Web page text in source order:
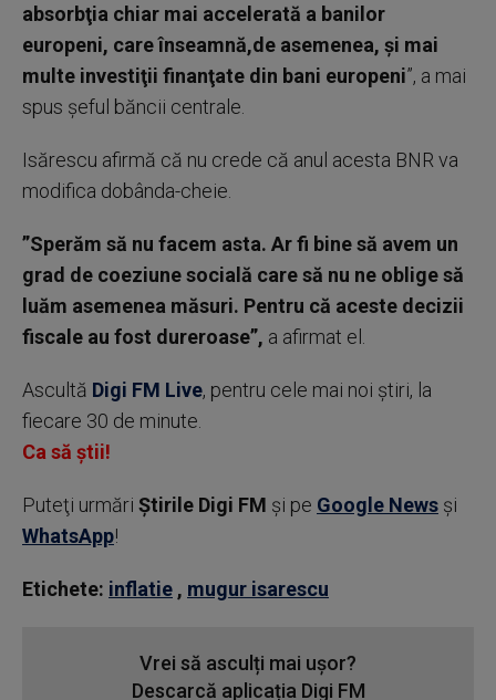
absorbţia chiar mai accelerată a banilor
europeni, care înseamnă,de asemenea, şi mai
multe investiţii finanţate din bani europeni”, a mai
spus şeful băncii centrale.
Isărescu afirmă că nu crede că anul acesta BNR va
modifica dobânda-cheie.
”Sperăm să nu facem asta. Ar fi bine să avem un
grad de coeziune socială care să nu ne oblige să
luăm asemenea măsuri. Pentru că aceste decizii
fiscale au fost dureroase”, a afirmat el.
Ascultă Digi FM Live, pentru cele mai noi știri, la
fiecare 30 de minute.
Ca să știi!
Puteţi urmări Știrile Digi FM şi pe Google News şi
WhatsApp!
Etichete: inflatie , mugur isarescu
Vrei să asculți mai ușor?
Descarcă aplicația Digi FM